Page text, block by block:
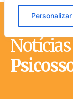
Personalizar